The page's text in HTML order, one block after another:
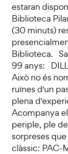
estaran
Biblioteca
(30 minuts)
Biblioteca.
99 anys:
Això no és
ruïnes d'un
plena
Acompanya
periple, ple
sorpreses
clàssic: PAC-